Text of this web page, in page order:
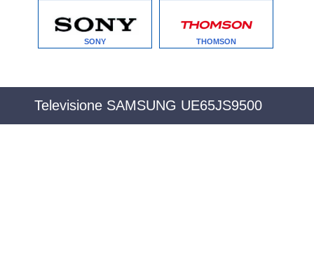
SONY THOMSON
Televisione SAMSUNG UE65JS9500